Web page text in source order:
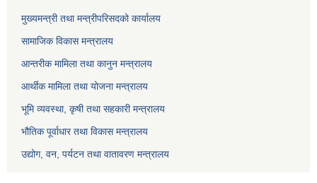
मुख्यमन्त्री तथा मन्त्रीपरिसदको कार्यालय
सामाजिक विकास मन्त्रालय
आन्तरीक मामिला तथा कानुन मन्त्रालय
आर्थीक मामिला तथा योजना मन्त्रालय
भूमि व्यवस्था, कृषी तथा सहकारी मन्त्रालय
भौतिक पूर्वाधार तथा विकास मन्त्रालय
उद्योग, वन, पर्यटन तथा वातावरण मन्त्रालय